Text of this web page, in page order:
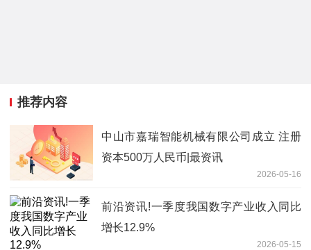
推荐内容
中山市嘉瑞智能机械有限公司成立 注册
资本500万人民币|最资讯
2026-05-16
前沿资讯!一季度我国数字产业收入同比
增长12.9%
2026-05-15